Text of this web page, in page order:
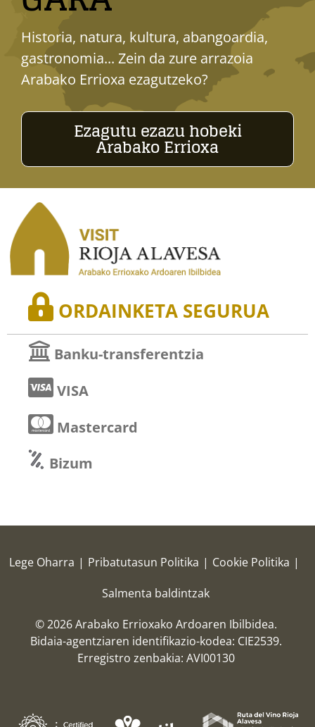
Historia, natura, kultura, abangoardia,
gastronomia... Zein da zure arrazoia
Arabako Errioxa ezagutzeko?
Ezagutu ezazu hobeki
Arabako Errioxa
ORDAINKETA SEGURUA
Banku-transferentzia
VISA
Mastercard
Bizum
Lege Oharra | Pribatutasun Politika | Cookie Politika |
Salmenta baldintzak
© 2026 Arabako Errioxako Ardoaren Ibilbidea.
Bidaia-agentziaren identifikazio-kodea: CIE2539.
Erregistro zenbakia: AVI00130